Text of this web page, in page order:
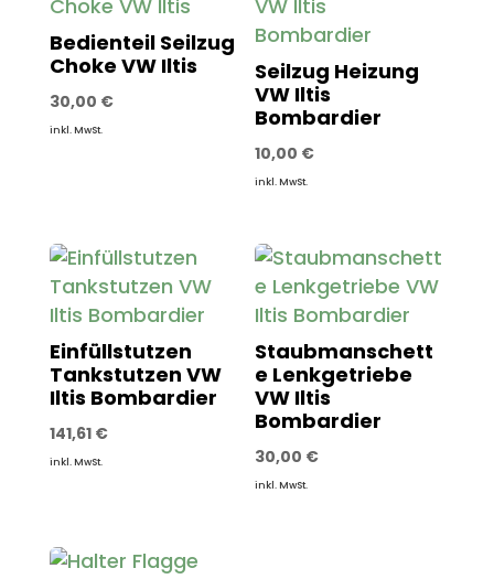
Bedienteil Seilzug
Choke VW Iltis
30,00 €
inkl. MwSt.
Seilzug Heizung
VW Iltis
Bombardier
10,00 €
inkl. MwSt.
Einfüllstutzen
Tankstutzen VW
Iltis Bombardier
141,61 €
inkl. MwSt.
Staubmanschett
e Lenkgetriebe
VW Iltis
Bombardier
30,00 €
inkl. MwSt.